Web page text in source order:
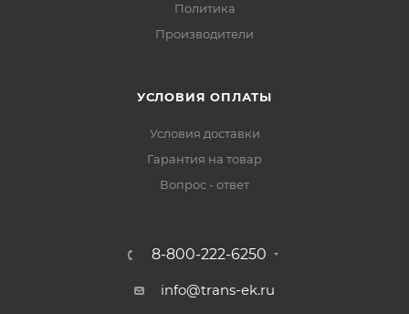
Политика
Производители
УСЛОВИЯ ОПЛАТЫ
Условия доставки
Гарантия на товар
Вопрос - ответ
8-800-222-6250
info@trans-ek.ru